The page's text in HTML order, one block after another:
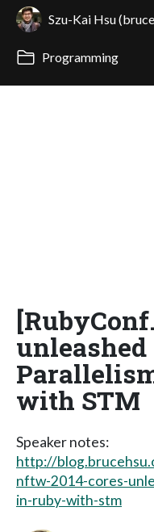
Szu-Kai Hsu
Programming
with STM
Speaker notes:
http://
nftw-2014-cores-
in-ruby-with-stm